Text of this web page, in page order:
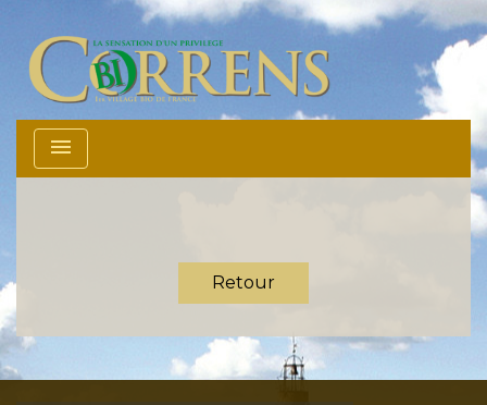
menu
Retour